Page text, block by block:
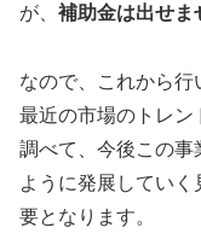
が、 補助金は出せま
なので、これから行
最近の市場のトレン
調べて、今後この事
ように発展してい
要となります。